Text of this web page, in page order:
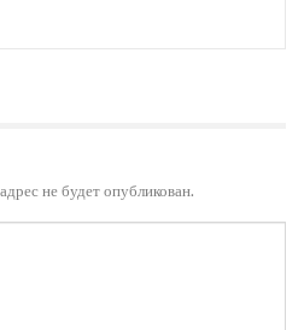
не будет опубликован.